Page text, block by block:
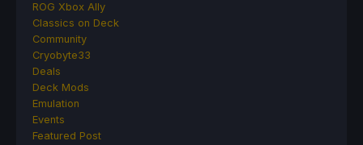
ROG Xbox Ally
Classics on Deck
Community
Cryobyte33
Deals
Deck Mods
Emulation
Events
Featured Post